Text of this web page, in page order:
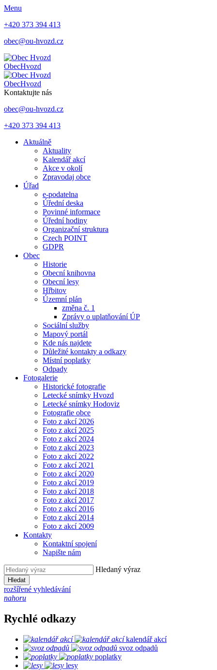
Menu
+420 373 394 413
obec@ou-hvozd.cz
ObecHvozd
ObecHvozd
Kontaktujte nás
obec@ou-hvozd.cz
+420 373 394 413
Aktuálně
Aktuality
Kalendář akcí
Akce v okolí
Zpravodaj obce
Úřad
e-podatelna
Úřední deska
Povinné informace
Úřední hodiny
Organizační struktura
Czech POINT
GDPR
Obec
Historie
Obecní knihovna
Obecní lesy
Hřbitov
Územní plán
změna č. 1
Zprávy o uplatňování ÚP
Sociální služby
Mapový portál
Kde nás najdete
Důležité kontakty a odkazy
Místní poplatky
Odpady
Fotogalerie
Historické fotografie
Letecké snímky Hvozd
Letecké snímky Hodoviz
Fotografie obce
Foto z akcí 2026
Foto z akcí 2025
Foto z akcí 2024
Foto z akcí 2023
Foto z akcí 2022
Foto z akcí 2021
Foto z akcí 2020
Foto z akcí 2019
Foto z akcí 2018
Foto z akcí 2017
Foto z akcí 2016
Foto z akcí 2014
Foto z akcí 2009
Kontakty
Kontaktní spojení
Napište nám
Hledaný výraz
Hledat
rozšířené vyhledávání
nahoru
Rychlé odkazy
kalendář akcí
svoz odpadů
poplatky
lesy